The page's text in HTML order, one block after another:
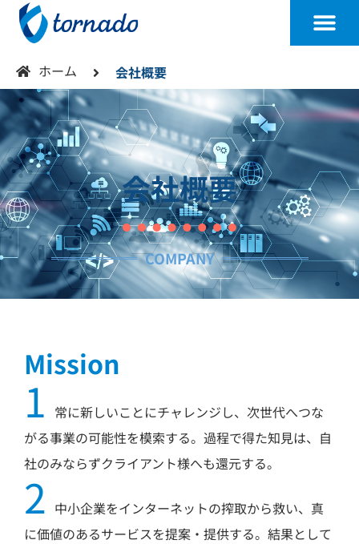
ホーム 会社概要
会社概要
COMPANY
Mission
1 常に新しいことにチャレンジし、次世代へつな
がる事業の可能性を模索する。過程で得た知見は、自
社のみならずクライアント様へも還元する。
2 中小企業をインターネットの搾取から救い、真
に価値のあるサービスを提案・提供する。結果として